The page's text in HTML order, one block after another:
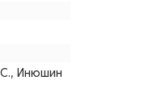
С., Инюшин